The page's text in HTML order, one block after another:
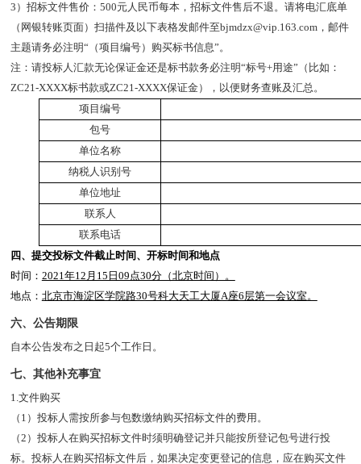
3）招标文件售价：500元人民币每本，招标文件售后不退。请将电汇底单
（网银转账页面）扫描件及以下表格发邮件至bjmdzx@vip.163.com，邮件
主题请务必注明“（项目编号）购买标书信息”。
注：请投标人汇款无论保证金还是标书款务必注明“标号+用途”（比如：
ZC21-XXXX标书款或ZC21-XXXX保证金），以便财务查账及汇总。
项目编号
包号
单位名称
纳税人识别号
单位地址
联系人
联系电话
四、提交投标文件截止时间、开标时间和地点
时间： 2021年12月15日09点30分（北京时间）。
地点： 北京市海淀区学院路30号科大天工大厦A座6层第一会议室。
六、公告期限
自本公告发布之日起5个工作日。
七、其他补充事宜
1.文件购买
（1）投标人需按所参与包数缴纳购买招标文件的费用。
（2）投标人在购买招标文件时须明确登记并只能按所登记包号进行投
标。投标人在购买招标文件后，如果决定变更登记的信息，应在购买文件